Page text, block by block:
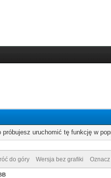
uruchomić tę funkcję w
do góry Wersja bez grafiki